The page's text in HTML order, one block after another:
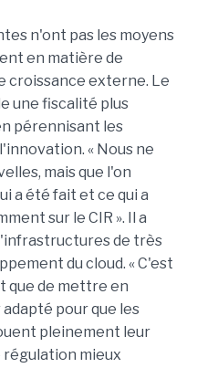
n'ont pas les moyens
en matière de
croissance externe. Le
une fiscalité plus
pérennisant les
« Nous ne
mais que l'on
a été fait et ce qui a
sur le CIR ». Il a
de très
du cloud. « C'est
que de mettre en
pour que les
pleinement leur
régulation mieux